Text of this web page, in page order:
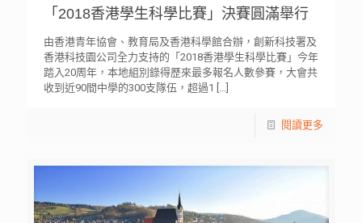
「2018香港學生科學比賽」決賽圓滿舉行
由香港青年協會、教育局及香港科學館合辦，創新科技署及
香港科技園公司全力支持的「2018香港學生科學比賽」今年
踏入20周年，本地組別錄得歷來最多報名人數參賽，大會共
收到近90間中學的300支隊伍，超過1 […]
閱讀更多